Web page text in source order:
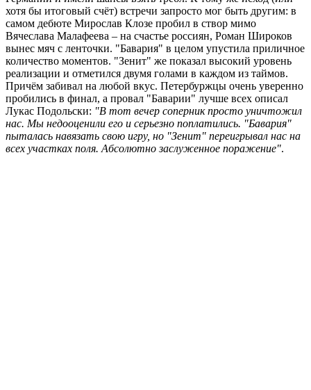
хотя бы итоговый счёт) встречи запросто мог быть другим: в
самом дебюте Мирослав Клозе пробил в створ мимо
Вячеслава Малафеева – на счастье россиян, Роман Широков
вынес мяч с ленточки. "Бавария" в целом упустила приличное
количество моментов. "Зенит" же показал высокий уровень
реализации и отметился двумя голами в каждом из таймов.
Причём забивал на любой вкус. Петербуржцы очень уверенно
пробились в финал, а провал "Баварии" лучше всех описал
Лукас Подольски: "В тот вечер соперник просто уничтожил
нас. Мы недооценили его и серьезно поплатились. "Бавария"
пыталась навязать свою игру, но "Зенит" переигрывал нас на
всех участках поля. Абсолютно заслуженное поражение".